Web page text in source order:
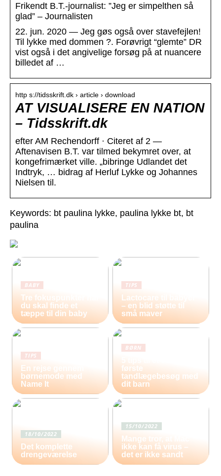
Frikendt B.T.-journalist: ”Jeg er simpelthen så
glad” – Journalisten
22. jun. 2020 — Jeg gøs også over stavefejlen!
Til lykke med dommen ?. Forøvrigt “glemte” DR
vist også i det angivelige forsøg på at nuancere
billedet af …
http s://tidsskrift.dk › article › download
AT VISUALISERE EN NATION
– Tidsskrift.dk
efter AM Rechendorff · Citeret af 2 —
Aftenavisen B.T. var tilmed bekymret over, at
kongefrimærket ville. „bibringe Udlandet det
Indtryk, … bidrag af Herluf Lykke og Johannes
Nielsen til.
Keywords: bt paulina lykke, paulina lykke bt, bt
paulina
BABY
Tre fokuspunkter når
du skal finde et
tæppe til din baby
TIPS
Lactocare til babyer
– en blid støtte til
små maver
TIPS
En rejse gennem
børnemode med
Name It
BØRN
første
tandlægebesøg med
dit barn
18/10/2022
Det komplette
drengeværelse
15/10/2022
Mange tror, at Mac
ikke kan få virus –
det er ikke sandt